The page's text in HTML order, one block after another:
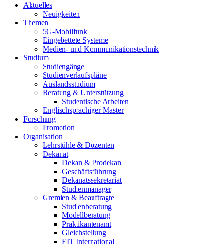
Aktuelles
Neuigkeiten
Themen
5G-Mobilfunk
Eingebettete Systeme
Medien- und Kommunikationstechnik
Studium
Studiengänge
Studienverlaufspläne
Auslandsstudium
Beratung & Unterstützung
Studentische Arbeiten
Englischsprachiger Master
Forschung
Promotion
Organisation
Lehrstühle & Dozenten
Dekanat
Dekan & Prodekan
Geschäftsführung
Dekanatssekretariat
Studienmanager
Gremien & Beauftragte
Studienberatung
Modellberatung
Praktikantenamt
Gleichstellung
EIT International